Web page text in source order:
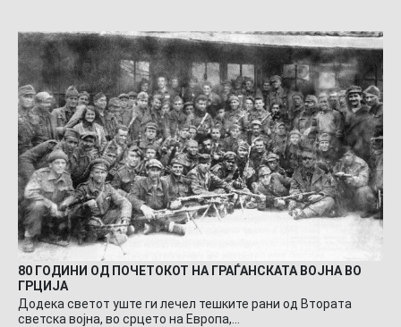
80 ГОДИНИ ОД ПОЧЕТОКОТ НА ГРАЃАНСКАТА ВОЈНА ВО
ГРЦИЈА
Додека светот уште ги лечел тешките рани од Втората
светска војна, во срцето на Европа,…